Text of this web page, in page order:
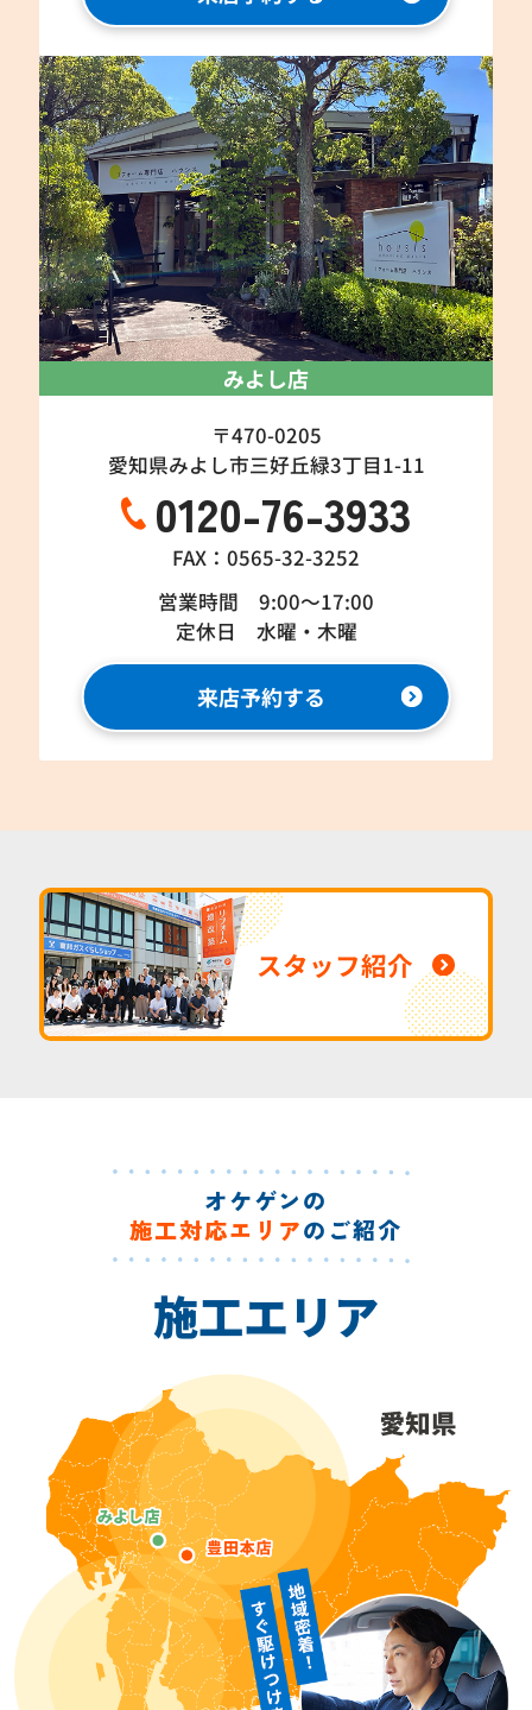
みよし店
〒470-0205
愛知県みよし市三好丘緑3丁目1-11
0120-76-3933
FAX：0565-32-3252
営業時間 9:00～17:00
定休日 水曜・木曜
来店予約する
スタッフ紹介
オケゲンの
施工対応エリアのご紹介
施工エリア